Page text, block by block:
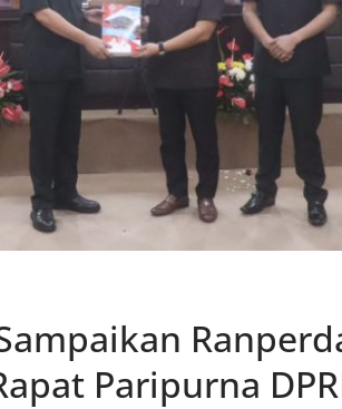
Paripurna